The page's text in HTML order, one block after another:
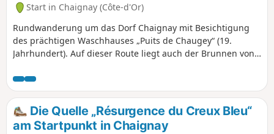
Start in Chaignay (Côte-d'Or)
Rundwanderung um das Dorf Chaignay mit Besichtigung
des prächtigen Waschhauses „Puits de Chaugey“ (19.
Jahrhundert). Auf dieser Route liegt auch der Brunnen von
Vögel dient (Vogelschutzliga). Die Wege durch die Wälder
und den Wald von Laverottes sind ebenfalls sehr
angenehm.
Die Quelle „Résurgence du Creux Bleu“
am Startpunkt in Chaignay